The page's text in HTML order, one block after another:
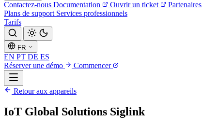
Contactez-nous Documentation Ouvrir un ticket
Partenaires
Plans de support Services professionnels
Tarifs
FR
EN PT DE ES
Réserver une démo
Commencer
Retour aux appareils
IoT Global Solutions Siglink